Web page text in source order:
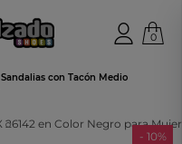
online
0
Sandalias con Tacón Medio
- 10%